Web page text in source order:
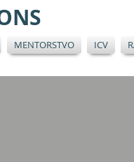
MENTORSTVO ICV